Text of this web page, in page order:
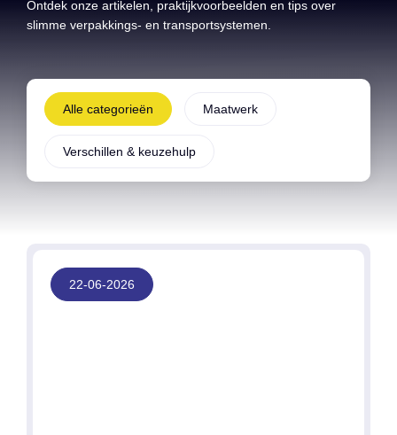
Ontdek onze artikelen, praktijkvoorbeelden en tips over
slimme verpakkings- en transportsystemen.
Alle categorieën Maatwerk
Verschillen & keuzehulp
22-06-2026